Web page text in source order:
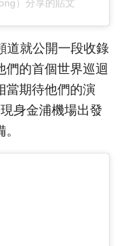
）分享的貼文
道就公開一段收錄
們的首個世界巡迴
當期待他們的演
身金浦機場出發